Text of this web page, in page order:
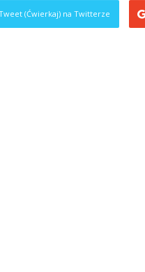
(Ćwierkaj) na Twitterze